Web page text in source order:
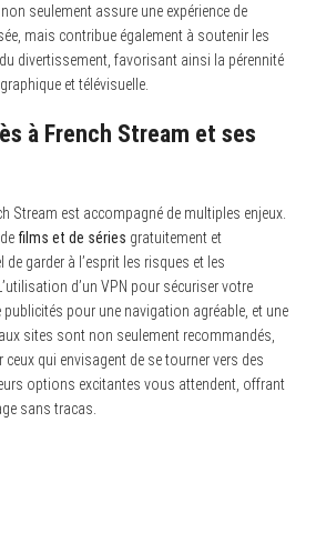
non seulement assure une expérience de
mais contribue également à soutenir les
divertissement, favorisant ainsi la pérennité
et télévisuelle.
à French Stream et ses
Stream est accompagné de multiples enjeux.
films et de séries gratuitement et
garder à l’esprit les risques et les
d’un VPN pour sécuriser votre
pour une navigation agréable, et une
sites sont non seulement recommandés,
qui envisagent de se tourner vers des
options excitantes vous attendent, offrant
sans tracas.